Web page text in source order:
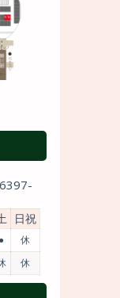
日祝
●
休
休